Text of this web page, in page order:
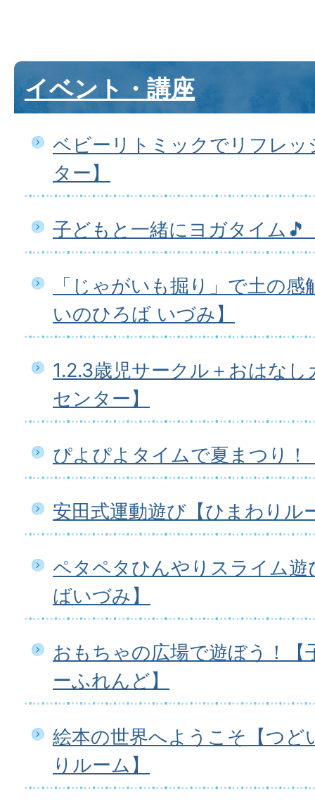
イベント・講座
ベビーリトミックでリフレ
ター】
子どもと一緒にヨガタイム🎵
「じゃがいも掘り」で土の
いのひろば いづみ】
1.2.3歳児サークル＋おはな
センター】
ぴよぴよタイムで夏まつり！
安田式運動遊び【ひまわりル
ペタペタひんやりスライム
ばいづみ】
おもちゃの広場で遊ぼう！【
ーふれんど】
絵本の世界へようこそ【つど
りルーム】